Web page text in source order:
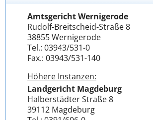
Amtsgericht Wernigerode
Rudolf-Breitscheid-Straße 8
38855 Wernigerode
Tel.: 03943/531-0
Fax.: 03943/531-140
Höhere Instanzen:
Landgericht Magdeburg
Halberstädter Straße 8
39112 Magdeburg